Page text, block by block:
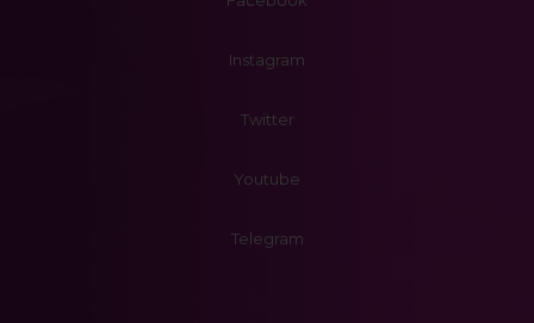
Instagram
Twitter
Youtube
Telegram